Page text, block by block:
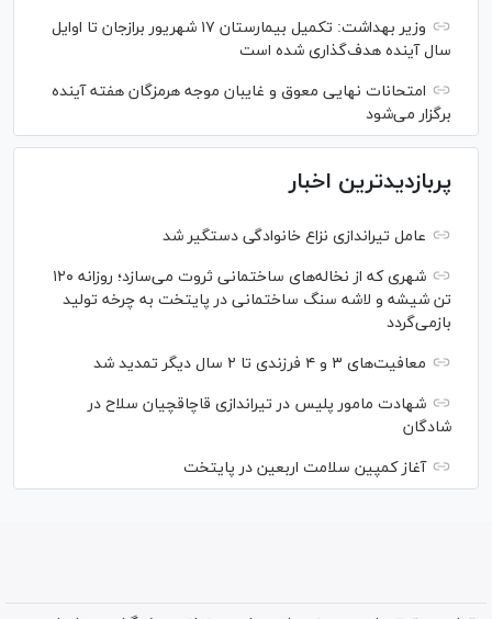
وزیر بهداشت: تکمیل بیمارستان ۱۷ شهریور برازجان تا اوایل
سال آینده هدف‌گذاری شده است
امتحانات نهایی معوق و غایبان موجه هرمزگان هفته آینده
برگزار می‌شود
پربازدیدترین اخبار
عامل تیراندازی نزاع خانوادگی دستگیر شد
شهری که از نخاله‌های ساختمانی ثروت می‌سازد؛ روزانه ۱۲۰
تن شیشه و لاشه سنگ ساختمانی در پایتخت به چرخه تولید
بازمی‌گردد
معافیت‌های ۳ و ۴ فرزندی تا ۲ سال دیگر تمدید شد
شهادت مامور پلیس در تیراندازی قاچاقچیان سلاح در
شادگان
آغاز کمپین سلامت اربعین در پایتخت